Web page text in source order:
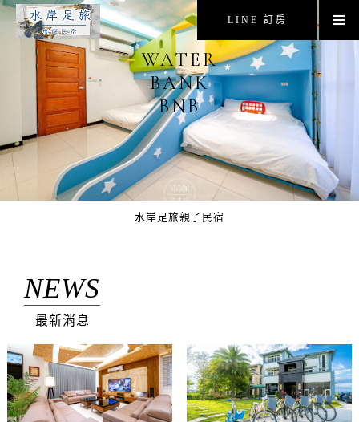
LINE 訂房
水岸足旅親子民宿
WATER
BANK
BNB
NEWS
最新消息